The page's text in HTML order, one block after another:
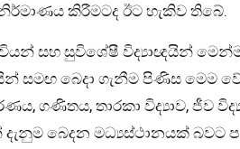
කිරීමටද ඊට හැකිව තිබේ.
සහ සුවිශේෂී විද්‍යාඥයින්
සමඟ බෙදා ගැනීම පිණිස මෙම
ගණිතය, තාරකා විද්‍යාව, ජීව
බෙදන මධ්‍යස්ථානයක් බවට